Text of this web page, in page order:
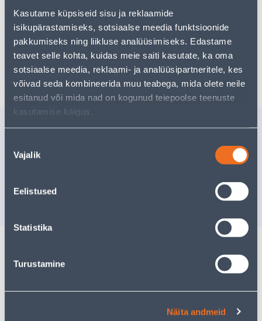
Kasutame küpsiseid sisu ja reklaamide
isikupärastamiseks, sotsiaalse meedia funktsioonide
pakkumiseks ning liikluse analüüsimiseks. Edastame
teavet selle kohta, kuidas meie saiti kasutate, ka oma
sotsiaalse meedia, reklaami- ja analüüsipartneritele, kes
võivad seda kombineerida muu teabega, mida olete neile
esitanud või mida nad on kogunud teiepoolse teenuste
kasutamise käigus.
valik
Vajalik
Eelistused
Statistika
Turustamine
Näita andmeid
• 14-päevane tagastusõigus.
• HANKIJA LAOST TELLITAV TOODE
Tarne pole võimalik
kehtib kuni
95.87 €
57.90 €
Kirjeldus